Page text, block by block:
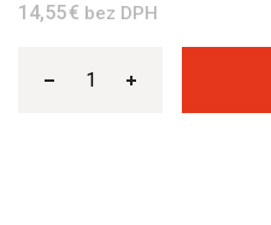
14,55 € bez DPH